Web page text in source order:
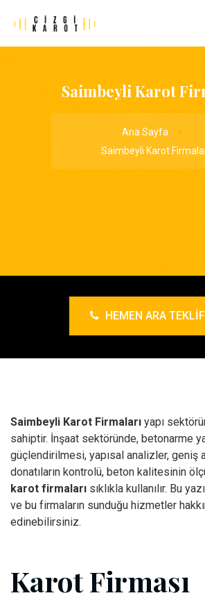
Saimbeyli Karot
Ana Sayfa
Saimbeyli Karot
HEMEN ARA
Saimbeyli Karot Firmaları yapı
sahiptir. İnşaat sektöründe, betonarme
güçlendirilmesi, yapısal analizler, geniş
donatıların kontrolü, beton kalitesinin
karot firmaları sıklıkla kullanılır. Bu
ve bu firmaların sunduğu hizmetler
edinebilirsiniz.
Karot Firması